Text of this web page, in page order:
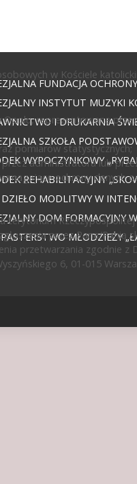
FUNDACJA
INSTYTUT MUZYKI
I DRUKARNIA
SZKOŁA
WYPOCZYNKOWY
REHABILITACYJNY
DZIEŁO MODLITWY W
DOM FORMACYJNY
MŁODZIEŻY
w Kościele
reprezentowana
pomiarów statystycznych;
administratora lub
ochrony danych
terytorium Rzeczypospolitej
przez Pana/Panią
przetwarzania zgodnie z
6, 01-015